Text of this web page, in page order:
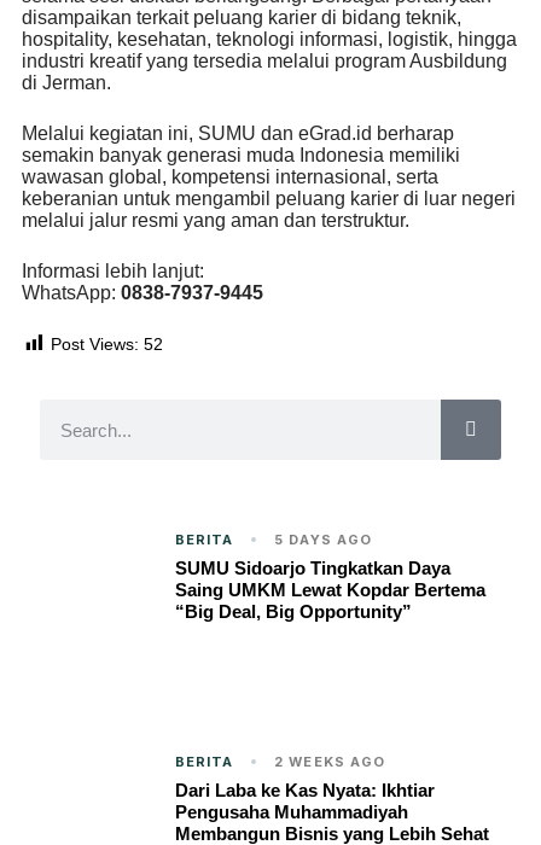
disampaikan terkait peluang karier di bidang teknik,
hospitality, kesehatan, teknologi informasi, logistik, hingga
industri kreatif yang tersedia melalui program Ausbildung
di Jerman.
Melalui kegiatan ini, SUMU dan eGrad.id berharap
semakin banyak generasi muda Indonesia memiliki
wawasan global, kompetensi internasional, serta
keberanian untuk mengambil peluang karier di luar negeri
melalui jalur resmi yang aman dan terstruktur.
Informasi lebih lanjut:
WhatsApp: 0838-7937-9445
Post Views: 52
BERITA 5 DAYS AGO
SUMU Sidoarjo Tingkatkan Daya
Saing UMKM Lewat Kopdar Bertema
“Big Deal, Big Opportunity”
BERITA 2 WEEKS AGO
Dari Laba ke Kas Nyata: Ikhtiar
Pengusaha Muhammadiyah
Membangun Bisnis yang Lebih Sehat